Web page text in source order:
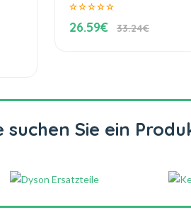
26.59€ 33.24€
suchen Sie ein